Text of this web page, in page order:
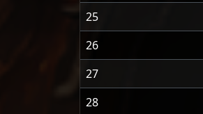
25
26
27
28